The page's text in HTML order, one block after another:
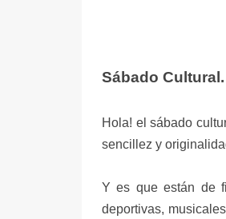
Sábado
Hola! el sábado
sencillez y
Y es que están de
deportivas,